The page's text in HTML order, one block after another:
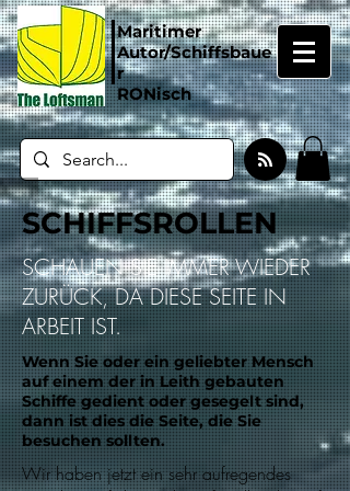
Maritimer
Autor/Schiffsbaue
r
RONisch
SCHIFFSROLLEN
SCHAUEN SIE IMMER WIEDER
ZURÜCK, DA DIESE SEITE IN
ARBEIT IST.
Wenn Sie oder ein geliebter Mensch
auf einem der in Leith gebauten
Schiffe gedient oder gesegelt sind,
dann ist dies die Seite, die Sie
besuchen sollten.
Wir haben jetzt ein sehr aufregendes